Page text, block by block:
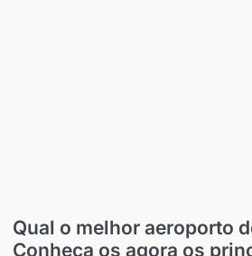
Qual o melhor aeroporto
Conheça os agora os